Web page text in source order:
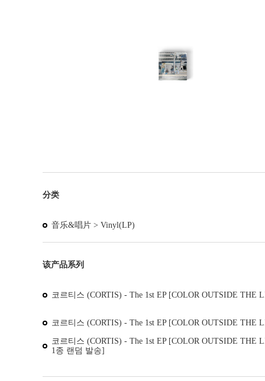
分类
音乐&唱片 > Vinyl(LP)
该产品系列
코르티스 (CORTIS) - The 1st EP [COLOR OUTSIDE THE
코르티스 (CORTIS) - The 1st EP [COLOR OUTSIDE THE
코르티스 (CORTIS) - The 1st EP [COLOR OUTSIDE THE
1종 랜덤 발송]